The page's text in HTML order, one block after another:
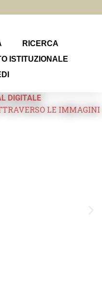
RICERCA
ISTITUZIONALE
DIGITALE
LE IMMAGINI